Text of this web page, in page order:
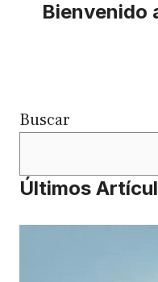
Bienvenido
Buscar
Últimos